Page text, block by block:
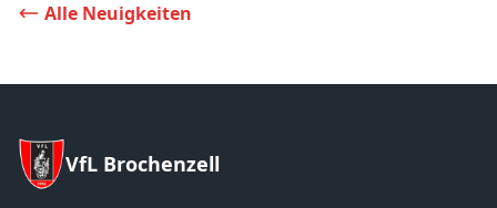
Alle Neuigkeiten
VfL Brochenzell